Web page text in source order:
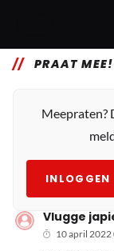
PRAAT MEE!
Meepraten?
INLOGGEN
Vlugge
10 april 2022